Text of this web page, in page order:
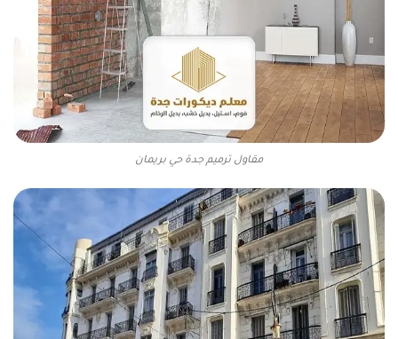
مقاول ترميم جدة حي بريمان